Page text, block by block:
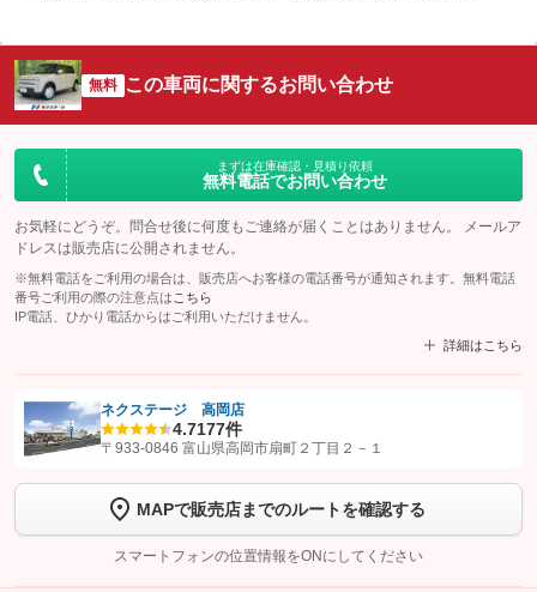
無料 この車両に関するお問い合わせ
まずは在庫確認・見積り依頼
無料電話でお問い合わせ
お気軽にどうぞ。問合せ後に何度もご連絡が届くことはありません。 メールア
ドレスは販売店に公開されません。
※無料電話をご利用の場合は、販売店へお客様の電話番号が通知されます。無料電話
番号ご利用の際の注意点は こちら
IP電話、ひかり電話からはご利用いただけません。
詳細はこちら
【STEP1】認証画面でグーネットを友だち追加してから「許可する」ボタンを押
トーク画面で
ボタンをタップして問い合わせを
完了してください。
こちら
ネクステージ 高岡店
4.7177件
〒933-0846 富山県高岡市扇町２丁目２－１
MAPで販売店までのルートを確認する
スマートフォンの位置情報をONにしてください